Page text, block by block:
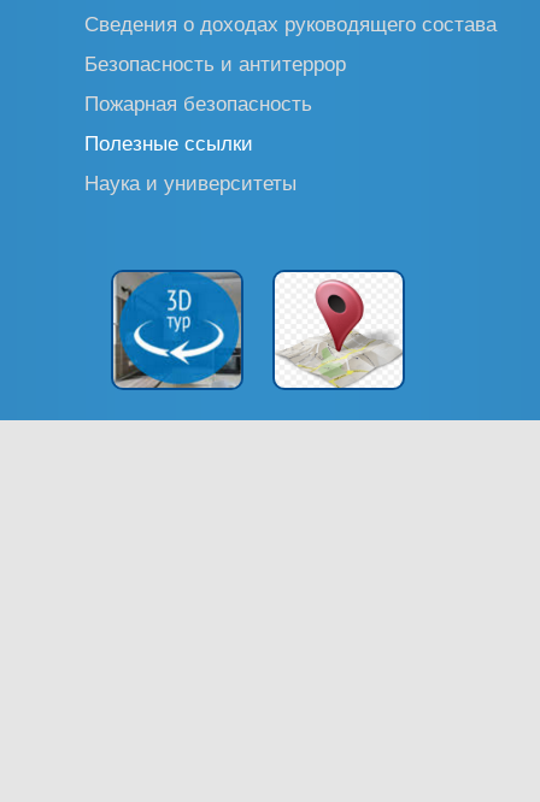
Сведения о доходах руководящего состава
Безопасность и антитеррор
Пожарная безопасность
Полезные ссылки
Наука и университеты